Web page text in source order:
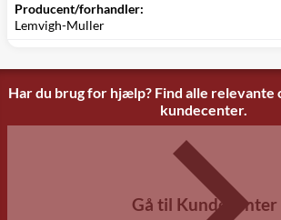
Producent/forhandler:
Lemvigh-Muller
Har du brug for hjælp? Find alle relevante
kundecenter.
Gå til Kundecenter